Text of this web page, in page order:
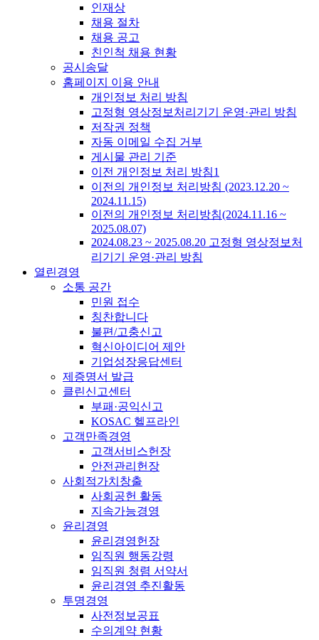
인재상
채용 절차
채용 공고
친인척 채용 현황
공시송달
홈페이지 이용 안내
개인정보 처리 방침
고정형 영상정보처리기기 운영·관리 방침
저작권 정책
자동 이메일 수집 거부
게시물 관리 기준
이전 개인정보 처리 방침1
이전의 개인정보 처리방침 (2023.12.20 ~
2024.11.15)
이전의 개인정보 처리방침(2024.11.16 ~
2025.08.07)
2024.08.23 ~ 2025.08.20 고정형 영상정보처
리기기 운영·관리 방침
열린경영
소통 공간
민원 접수
칭찬합니다
불편/고충신고
혁신아이디어 제안
기업성장응답센터
제증명서 발급
클린신고센터
부패·공익신고
KOSAC 헬프라인
고객만족경영
고객서비스헌장
안전관리헌장
사회적가치창출
사회공헌 활동
지속가능경영
윤리경영
윤리경영헌장
임직원 행동강령
임직원 청렴 서약서
윤리경영 추진활동
투명경영
사전정보공표
수의계약 현황